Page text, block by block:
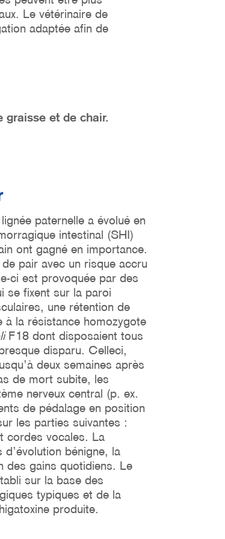
Le vétérinaire de
adaptée afin de
graisse et de chair.
paternelle a évolué en
intestinal (SHI)
ont gagné en importance.
pair avec un risque accru
ci est provoquée par des
se fixent sur la paroi
une rétention de
la résistance homozygote
F18 dont disposaient tous
disparu. Celleci,
deux semaines après
de mort subite, les
nerveux central (p. ex.
de pédalage en position
les parties suivantes :
cordes vocales. La
bénigne, la
des gains quotidiens. Le
sur la base des
typiques et de la
produite.